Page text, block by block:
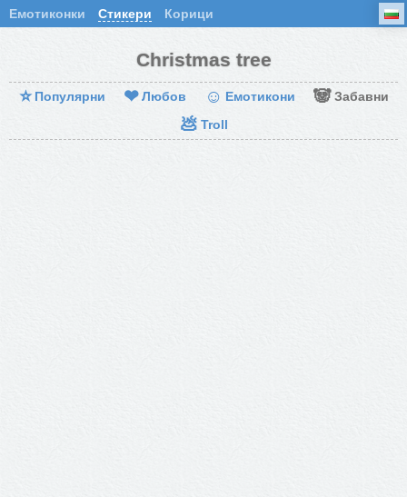
Емотиконки Стикери Корици
Christmas tree
⭐ Популярни ❤ Любов ☺ Емотикони 🐼 Забавни
💩 Troll